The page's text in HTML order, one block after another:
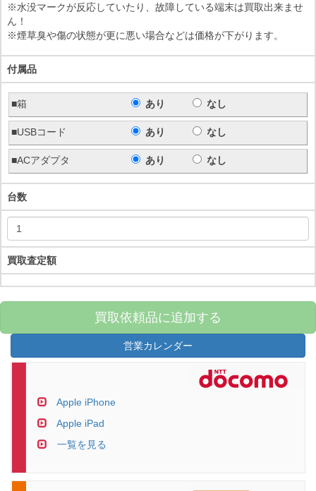
※水没マークが反応していたり、故障している端末は買取出来ませ
ん！
※煙草臭や傷の状態が更に悪い場合などは価格が下がります。
付属品
■箱 あり なし
■USBコード あり なし
■ACアダプタ あり なし
台数
買取査定額
買取依頼品に追加する
営業カレンダー
Apple iPhone
Apple iPad
一覧を見る